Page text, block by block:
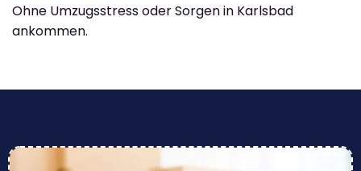
Ohne Umzugsstress oder Sorgen in Karlsbad
ankommen.